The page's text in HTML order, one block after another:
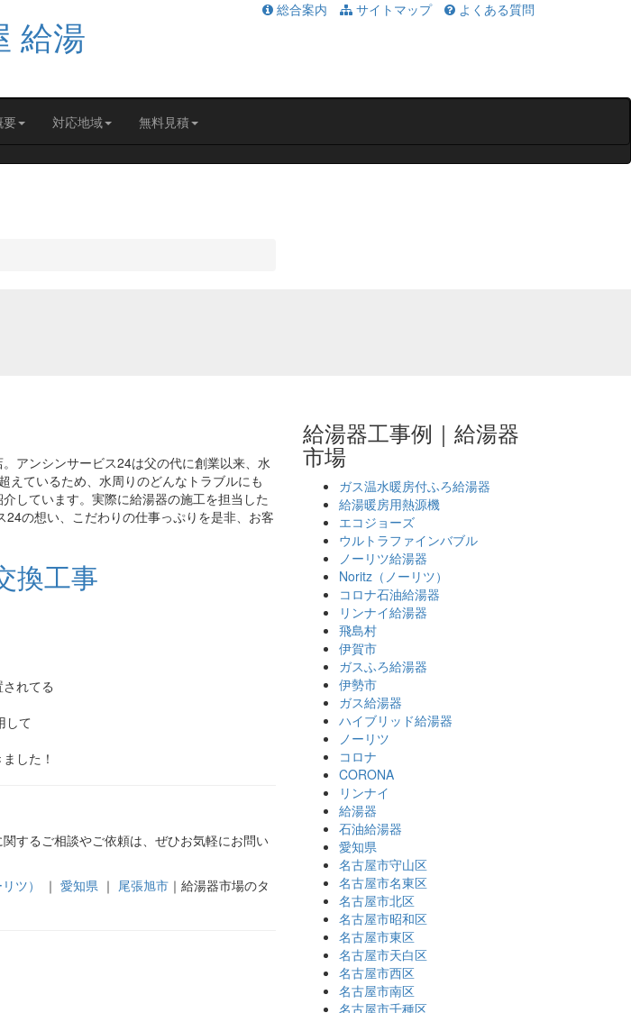
総合案内 サイトマップ よくある質問
要 対応地域 無料見積
アンシンサービス24は父の代に創業以来、水
えているため、水周りのどんなトラブルにも
しています。実際に給湯器の施工を担当した
の想い、こだわりの仕事っぷりを是非、お客
換工事
れてる
して
した！
するご相談やご依頼は、ぜひお気軽にお問い
ツ） ｜ 愛知県 ｜ 尾張旭市 ｜給湯器市場のタ
給湯器工事例｜給湯器
市場
ガス温水暖房付ふろ給湯器
給湯暖房用熱源機
エコジョーズ
ウルトラファインバブル
ノーリツ給湯器
Noritz（ノーリツ）
コロナ石油給湯器
リンナイ給湯器
飛島村
伊賀市
ガスふろ給湯器
伊勢市
ガス給湯器
ハイブリッド給湯器
ノーリツ
コロナ
CORONA
リンナイ
給湯器
石油給湯器
愛知県
名古屋市守山区
名古屋市名東区
名古屋市北区
名古屋市昭和区
名古屋市東区
名古屋市天白区
名古屋市西区
名古屋市南区
名古屋市千種区